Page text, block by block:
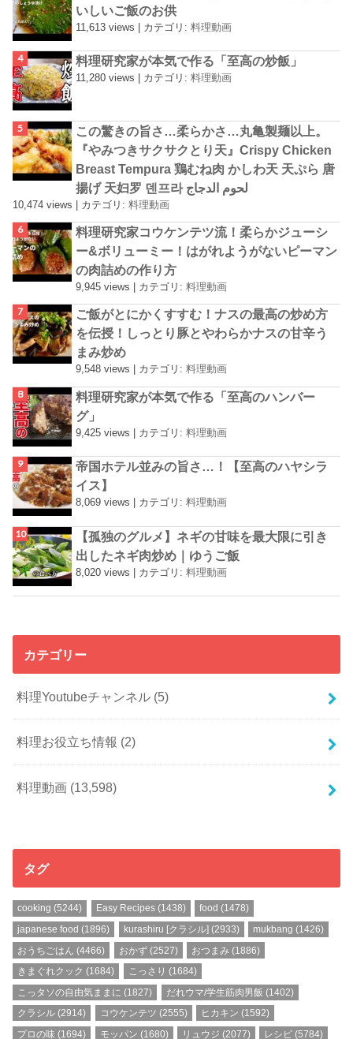
いしいご飯のお供
11,613 views カテゴリ:料理動画
料理研究家が本気で作る「至高の炒飯」
11,280 views カテゴリ:料理動画
この驚きの旨さ…柔らかさ…丸亀製麺以上。
『やみつきサクサクとり天』Crispy Chicken
Breast Tempura 鶏むね肉 かしわ天 天ぷら 唐
揚げ 天妇罗 덴프라 لحوم الدجاج
10,474 views カテゴリ:料理動画
料理研究家コウケンテツ流！柔らかジューシ
ー&ボリューミー！はがれようがないピーマン
の肉詰めの作り方
9,945 views カテゴリ:料理動画
ご飯がとにかくすすむ！ナスの最高の炒め方
を伝授！しっとり豚とやわらかナスの甘辛う
まみ炒め
9,548 views カテゴリ:料理動画
料理研究家が本気で作る「至高のハンバー
グ」
9,425 views カテゴリ:料理動画
帝国ホテル並みの旨さ…！【至高のハヤシラ
イス】
8,069 views カテゴリ:料理動画
【孤独のグルメ】ネギの甘味を最大限に引き
出したネギ肉炒め｜ゆうご飯
8,020 views | カテゴリ:料理動画
カテゴリー
料理Youtubeチャンネル (5)
料理お役立ち情報 (2)
料理動画 (13,598)
タグ
cooking (5244) Easy Recipes(1438) food (1478)
japanese food (1896) kurashiru [クラシル] (2933) mukbang (1426)
おうちごはん (4466) おかず(2527) おつまみ (1886)
きまぐれクック (1684) こっさり (1684)
こっタソの自由気ままに (1827) だれウマ/学生筋肉男飯 (1402)
クラシル (2914) コウケンテツ (2555) ヒカキン (1592)
プロの味 (1694) モッパン (1680) リュウジ (2077) レシピ (5784)